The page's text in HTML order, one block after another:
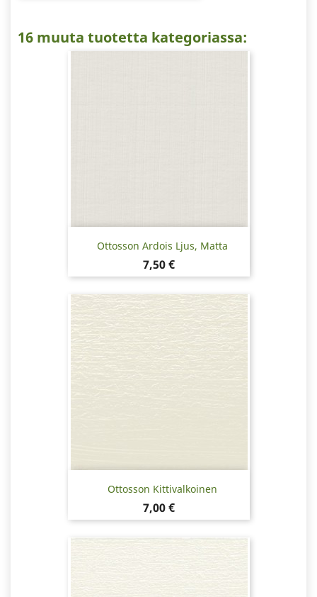
16 muuta tuotetta kategoriassa:
Ottosson Ardois Ljus, Matta
Hinta
7,50 €
Ottosson Kittivalkoinen
Hinta
7,00 €